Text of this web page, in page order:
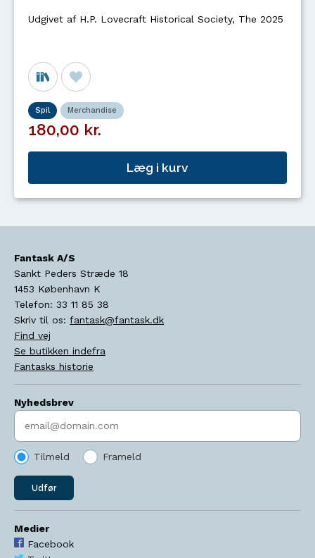
Udgivet af H.P. Lovecraft Historical Society, The 2025
Spil Merchandise
180,00 kr.
Læg i kurv
Fantask A/S
Sankt Peders Stræde 18
1453 København K
Telefon: 33 11 85 38
Skriv til os: fantask@fantask.dk
Find vej
Se butikken indefra
Fantasks historie
Nyhedsbrev
Indtast søgeord
Tilmeld Frameld
Udfør
Medier
Facebook